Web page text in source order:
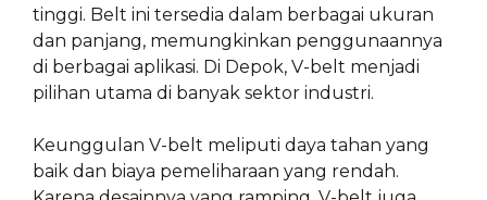
tinggi. Belt ini tersedia dalam berbagai ukuran
dan panjang, memungkinkan penggunaannya
di berbagai aplikasi. Di Depok, V-belt menjadi
pilihan utama di banyak sektor industri.
Keunggulan V-belt meliputi daya tahan yang
baik dan biaya pemeliharaan yang rendah.